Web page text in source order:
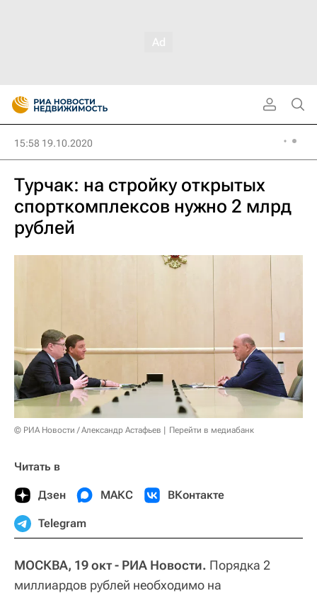
15:58 19.10.2020
Турчак: на стройку открытых
спорткомплексов нужно 2 млрд
рублей
© РИА Новости / Александр Астафьев Перейти в медиабанк
Читать в
Дзен МАКС ВКонтакте
Telegram
МОСКВА, 19 окт - РИА Новости. Порядка 2
миллиардов рублей необходимо на